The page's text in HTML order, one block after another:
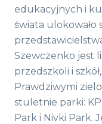
edukacyjnych i
świata ulokowało
Szewczenko jest
przedszkoli i
Prawdziwymi
stuletnie parki:
Park i Nivki Park.